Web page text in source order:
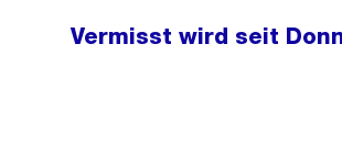
Vermisst wird seit